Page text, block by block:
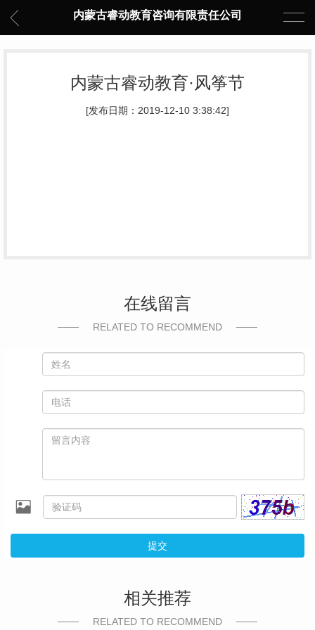
内蒙古睿动教育咨询有限责任公司
内蒙古睿动教育·风筝节
[发布日期：2019-12-10 3:38:42]
在线留言
RELATED TO RECOMMEND
提交
相关推荐
RELATED TO RECOMMEND